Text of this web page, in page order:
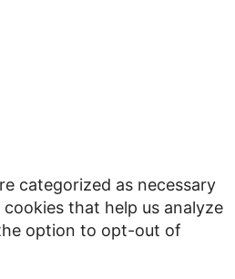
categorized as necessary
that help us analyze
option to opt-out of